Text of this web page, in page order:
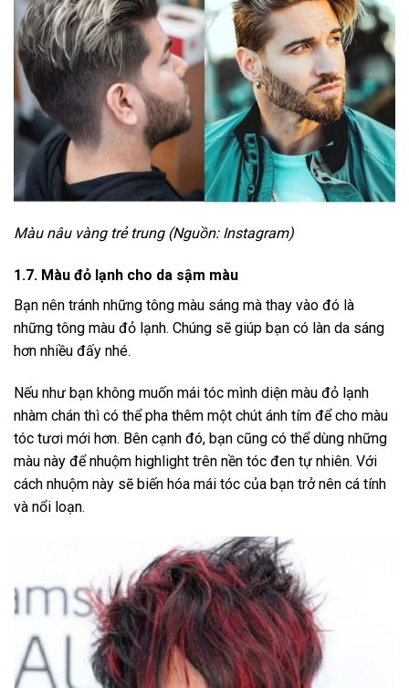
Màu nâu vàng trẻ trung (Nguồn: Instagram)
1.7. Màu đỏ lạnh cho da sậm màu
Bạn nên tránh những tông màu sáng mà thay vào đó là
những tông màu đỏ lạnh. Chúng sẽ giúp bạn có làn da sáng
hơn nhiều đấy nhé.
Nếu như bạn không muốn mái tóc mình diện màu đỏ lạnh
nhàm chán thì có thể pha thêm một chút ánh tím để cho màu
tóc tươi mới hơn. Bên cạnh đó, bạn cũng có thể dùng những
màu này để nhuộm highlight trên nền tóc đen tự nhiên. Với
cách nhuộm này sẽ biến hóa mái tóc của bạn trở nên cá tính
và nổi loạn.